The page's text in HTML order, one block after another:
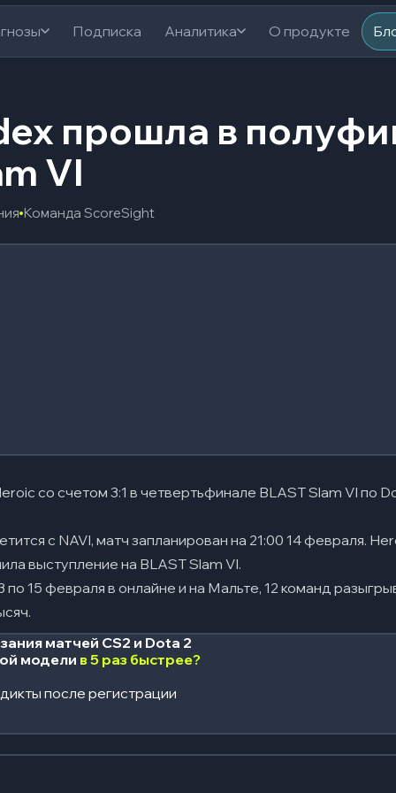
Подписка Аналитика О продукте
прошла в
VI
Команда ScoreSight
со счетом 3:1 в четвертьфинале BLAST Slam VI по
с NAVI, матч запланирован на 21:00 14 февраля.
выступление на BLAST Slam VI.
по 15 февраля в онлайне и на Мальте, 12 команд
матчей CS2 и Dota 2
модели в 5 раз быстрее?
после регистрации